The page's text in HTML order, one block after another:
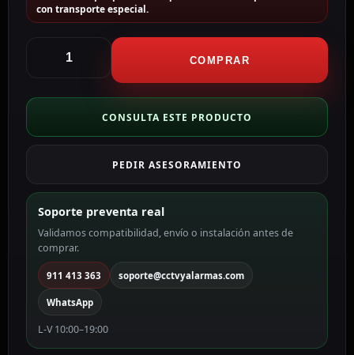
con transporte especial.
protección
360º
color
AJ-
SITEGUARD-
cantidad
COMPRAR
CONSULTA ESTE PRODUCTO
PEDIR ASESORAMIENTO
Soporte preventa real
Validamos compatibilidad, envío o instalación antes de
comprar.
911 413 363 soporte@cctvyalarmas.com
WhatsApp
L-V 10:00–19:00